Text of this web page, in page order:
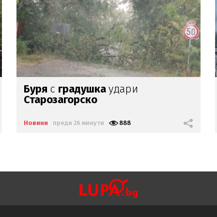
Огромен пожарвстоличен
квартал
Новини преди 42 минути 2051